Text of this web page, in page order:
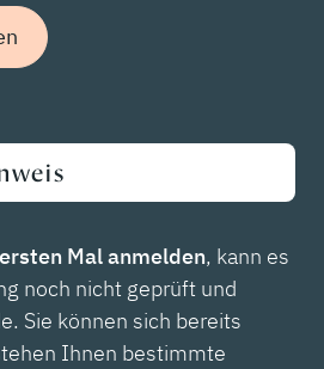
ersten Mal anmelden, kann es
noch nicht geprüft und
Sie können sich bereits
Ihnen bestimmte